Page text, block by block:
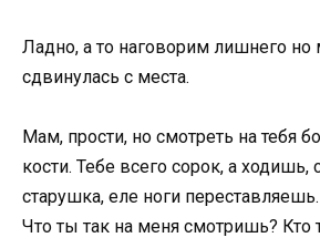
Ладно, а то наговорим лишнего но
сдвинулась с места.
Мам, прости, но смотреть на тебя
кости. Тебе всего сорок, а ходишь,
старушка, еле ноги
Что ты так на меня смотришь? Кто